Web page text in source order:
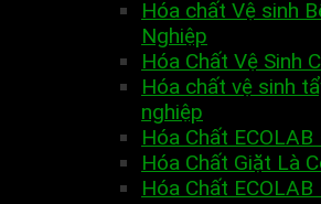
Hóa chất Vệ sinh
Nghiệp
Hóa Chất Vệ Sinh
Hóa chất vệ sinh
nghiệp
Hóa Chất
Hóa Chất Giặt Là
Hóa Chất